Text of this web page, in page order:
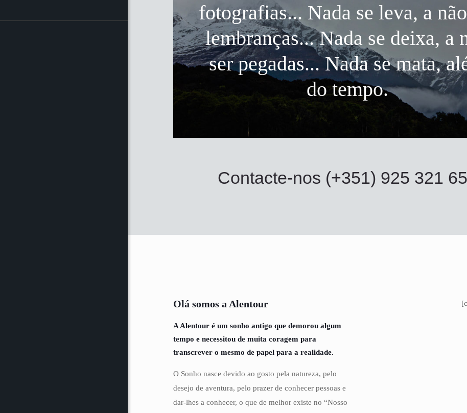
fotografias... Nada se leva, a
lembranças... Nada se deixa, a
ser pegadas... Nada se mata,
do tempo.
Contacte-nos (+351) 925 321
Olá somos a Alentour
A Alentour é um sonho antigo que demorou algum
tempo e necessitou de muita coragem para
transcrever o mesmo de papel para a realidade.
O Sonho nasce devido ao gosto pela natureza, pelo
desejo de aventura, pelo prazer de conhecer pessoas e
dar-lhes a conhecer, o que de melhor existe no “Nosso